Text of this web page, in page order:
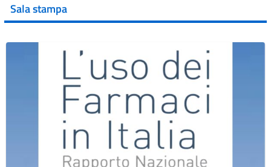
Sala stampa